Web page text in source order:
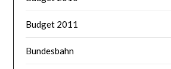
Budget 2011
Bundesbahn